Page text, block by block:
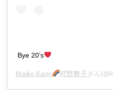
Bye 20’s
Maiko Kano 狩野舞子さん